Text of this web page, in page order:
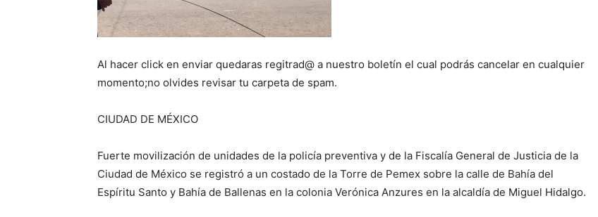
Al hacer click en enviar quedaras regitrad@ a nuestro boletín el cual podrás cancelar en cualquier
momento;no olvides revisar tu carpeta de spam.
CIUDAD DE MÉXICO
Fuerte movilización de unidades de la policía preventiva y de la Fiscalía General de Justicia de la
Ciudad de México se registró a un costado de la Torre de Pemex sobre la calle de Bahía del
Espíritu Santo y Bahía de Ballenas en la colonia Verónica Anzures en la alcaldía de Miguel Hidalgo.